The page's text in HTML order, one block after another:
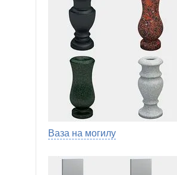
Ваза на могилу